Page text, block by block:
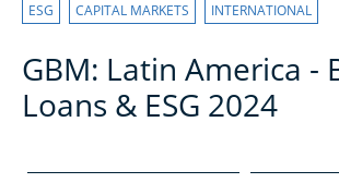
ESG CAPITAL MARKETS INTERNATIONAL
GBM: Latin America -
Loans & ESG 2024